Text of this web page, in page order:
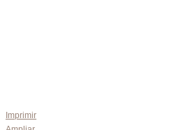
Imprimir